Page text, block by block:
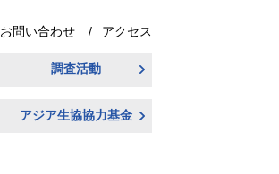
お問い合わせ アクセス
調査活動
アジア生協協力基金